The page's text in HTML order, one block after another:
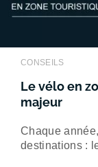
CONSEILS
Le vélo en
majeur
Chaque
destinations :